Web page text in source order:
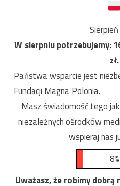
W sierpniu potrzebujemy:
zł.
Państwa wsparcie jest
Fundacji Magna Polonia.
Masz świadomość tego
niezależnych ośrodków
wspieraj nas
8%
Uważasz, że robimy